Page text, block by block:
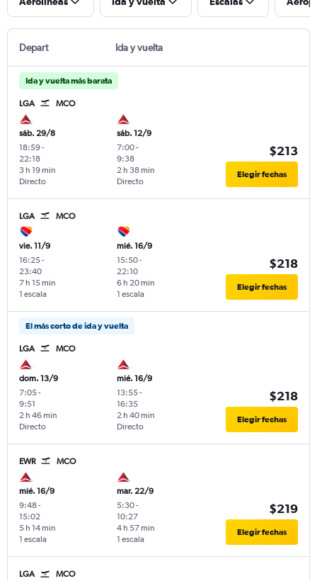
Depart Ida y vuelta
Ida y vuelta más barata
LGA MCO
sáb. 29/8
18:59-
22:18
Directo
3 h 19 min
sáb. 12/9
7:00-
9:38
Directo
2 h 38 min
$213
Elegir fechas
LGA MCO
vie. 11/9
16:25-
23:40
1 escala
7 h 15 min
mié. 16/9
15:50-
22:10
1 escala
6 h 20 min
$218
Elegir fechas
El más corto de ida y vuelta
LGA MCO
dom. 13/9
7:05-
9:51
Directo
2 h 46 min
mié. 16/9
13:55-
16:35
Directo
2 h 40 min
$218
Elegir fechas
EWR MCO
mié. 16/9
9:48-
15:02
1 escala
5 h 14 min
mar. 22/9
5:30-
10:27
1 escala
4 h 57 min
$219
Elegir fechas
LGA MCO